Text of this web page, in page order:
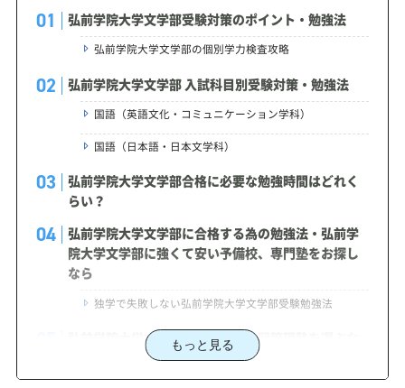
弘前学院大学文学部受験対策のポイント・勉強法
弘前学院大学文学部の個別学力検査攻略
弘前学院大学文学部 入試科目別受験対策・勉強法
国語（英語文化・コミュニケーション学科）
国語（日本語・日本文学科）
弘前学院大学文学部合格に必要な勉強時間はどれく
らい？
弘前学院大学文学部に合格する為の勉強法・弘前学
院大学文学部に強くて安い予備校、専門塾をお探し
なら
独学で失敗しない弘前学院大学文学部受験勉強法
弘前学院大学文学部受験対策で学習管理塾を選ぶな
ら、じゅけラボ予備校という選択肢
もっと見る